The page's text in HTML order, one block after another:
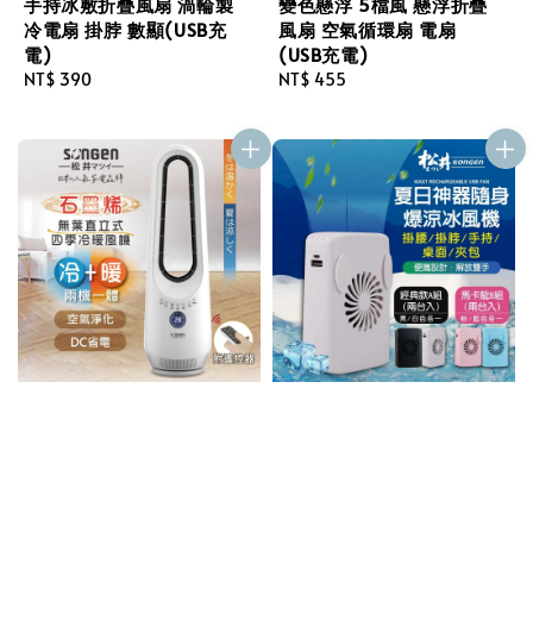
冷電扇 掛脖 數顯(USB充
電)
Regular
NT$ 390
風扇 空氣循環扇 電扇
(USB充電)
Regular
NT$ 455